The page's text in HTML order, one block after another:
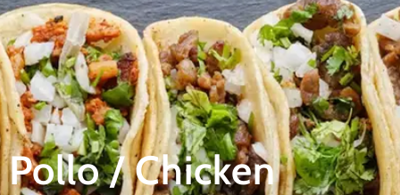
Menú
Pollo / Chicken